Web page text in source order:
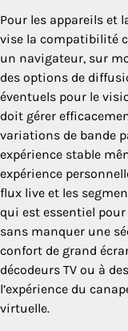
Pour les appareils et
vise la compatibilité
un navigateur, sur
des options de
éventuels pour le
doit gérer
variations de bande
expérience stable
expérience
flux live et les
qui est essentiel
sans manquer une
confort de grand
décodeurs TV ou à
l’expérience du
virtuelle.